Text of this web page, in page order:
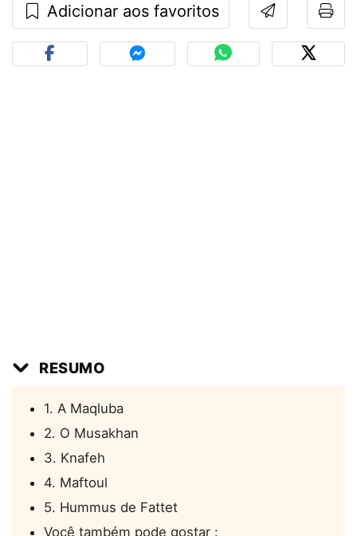
Adicionar aos favoritos
RESUMO
1. A Maqluba
2. O Musakhan
3. Knafeh
4. Maftoul
5. Hummus de Fattet
Você também pode gostar :